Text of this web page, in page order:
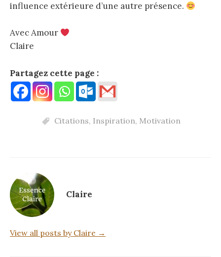
influence extérieure d’une autre présence.
Avec Amour
Claire
Partagez cette page :
Citations, Inspiration, Motivation
Claire
View all posts by Claire →